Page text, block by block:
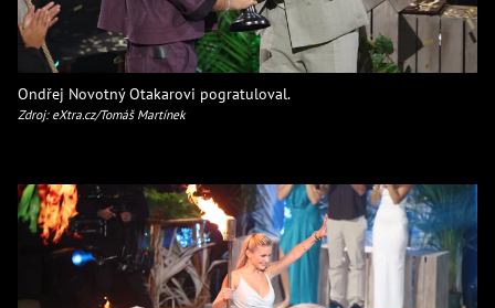
Ondřej Novotný Otakarovi pogratuloval.
Zdroj: eXtra.cz/Tomáš Martínek